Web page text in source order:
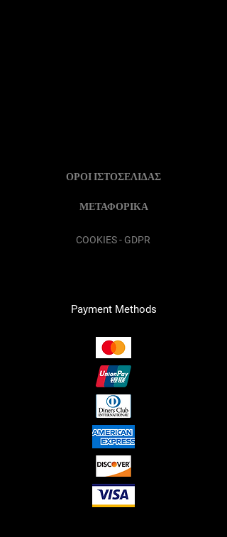
ΟΡΟΙ ΙΣΤΟΣΕΛΙΔΑΣ
ΜΕΤΑΦΟΡΙΚΑ
COOKIES - GDPR
Payment Methods